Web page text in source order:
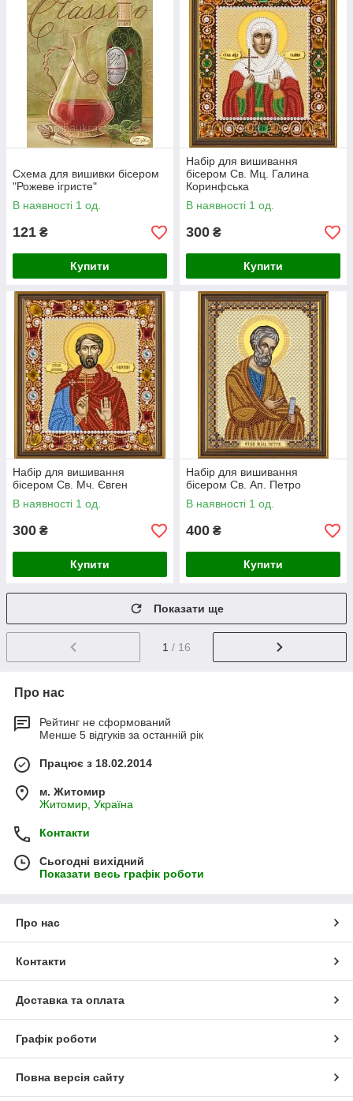
Схема для вишивки бісером
"Рожеве ігристе"
В наявності 1 од.
121 ₴
Купити
Набір для вишивання
бісером Св. Мц. Галина
Коринфська
В наявності 1 од.
300 ₴
Купити
Набір для вишивання
бісером Св. Мч. Євген
В наявності 1 од.
300 ₴
Купити
Набір для вишивання
бісером Св. Ап. Петро
В наявності 1 од.
400 ₴
Купити
Показати ще
1 / 16
Про нас
Рейтинг не сформований
Менше 5 відгуків за останній рік
Працює з 18.02.2014
м. Житомир
Житомир, Україна
Контакти
Сьогодні вихідний
Показати весь графік роботи
Про нас
Контакти
Доставка та оплата
Графік роботи
Повна версія сайту